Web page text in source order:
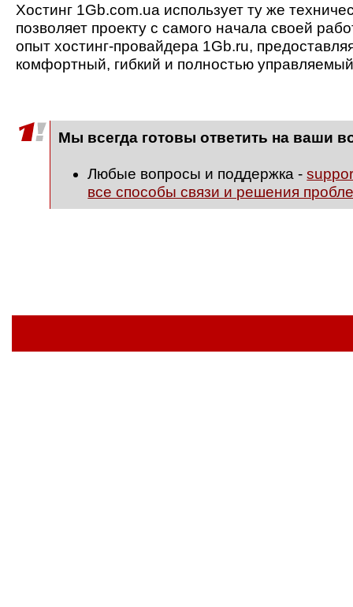
Хостинг 1Gb.com.ua использует ту же
позволяет проекту с самого начала своей
опыт хостинг-провайдера 1Gb.ru,
комфортный, гибкий и полностью
Мы всегда готовы ответить на ваши
Любые вопросы и поддержка -
все способы связи и решения